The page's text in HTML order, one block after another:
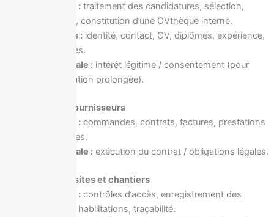
Finalités :traitement des candidatures, sélection,
entretien, constitution d’une CVthèque interne.
Données :identité, contact, CV, diplômes, expérience,
références.
Base légale :intérêt légitime / consentement (pour
conservation prolongée).
4.5 Gestion des fournisseurs
Finalités :commandes, contrats, factures, prestations
techniques.
Base légale :exécution du contrat / obligations légales.
4.6 Sécurité des sites et chantiers
Finalités :contrôles d’accès, enregistrement des
visiteurs, habilitations, traçabilité.